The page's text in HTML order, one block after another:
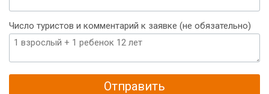
Число туристов и комментарий к заявке (не обязательно)
Отправить